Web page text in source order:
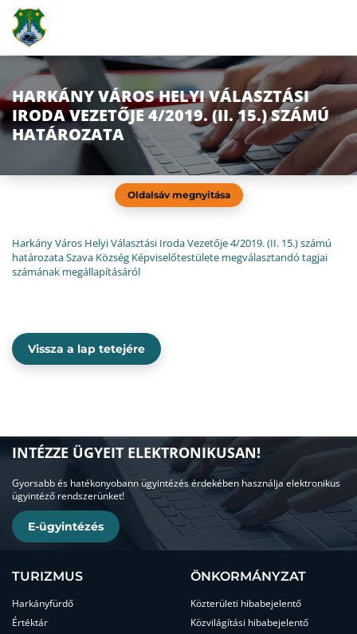
HARKÁNY VÁROS HELYI VÁLASZTÁSI
IRODA VEZETŐJE 4/2019. (II. 15.) SZÁMÚ
HATÁROZATA
Oldalsáv megnyitása
Harkány Város Helyi Választási Iroda Vezetője 4/2019. (II. 15.) számú
határozata Szava Község Képviselőtestülete megválasztandó tagjai
számának megállapításáról
Vissza a lap tetejére
INTÉZZE ÜGYEIT ELEKTRONIKUSAN!
Gyorsabb és hatékonyobann ügyintézés érdekében használja elektronikus
ügyintéző rendszerünket!
E-ügyintézés
TURIZMUS
Harkányfürdő
Értéktár
ÖNKORMÁNYZAT
Közterületi hibabejelentő
Közvilágítási hibabejelentő